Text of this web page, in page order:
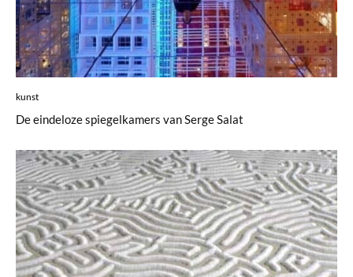
kunst
De eindeloze spiegelkamers van Serge Salat